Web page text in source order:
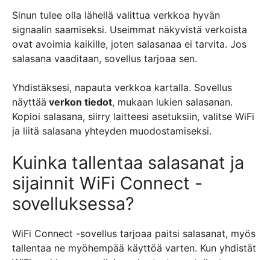
Sinun tulee olla lähellä valittua verkkoa hyvän
signaalin saamiseksi. Useimmat näkyvistä verkoista
ovat avoimia kaikille, joten salasanaa ei tarvita. Jos
salasana vaaditaan, sovellus tarjoaa sen.
Yhdistäksesi, napauta verkkoa kartalla. Sovellus
näyttää verkon tiedot, mukaan lukien salasanan.
Kopioi salasana, siirry laitteesi asetuksiin, valitse WiFi
ja liitä salasana yhteyden muodostamiseksi.
Kuinka tallentaa salasanat ja
sijainnit WiFi Connect -
sovelluksessa?
WiFi Connect -sovellus tarjoaa paitsi salasanat, myös
tallentaa ne myöhempää käyttöä varten. Kun yhdistät